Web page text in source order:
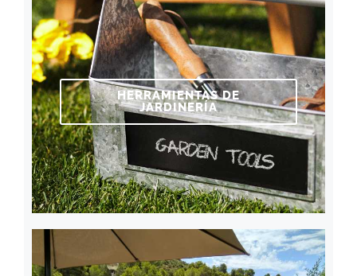
HERRAMIENTAS DE
JARDINERÍA